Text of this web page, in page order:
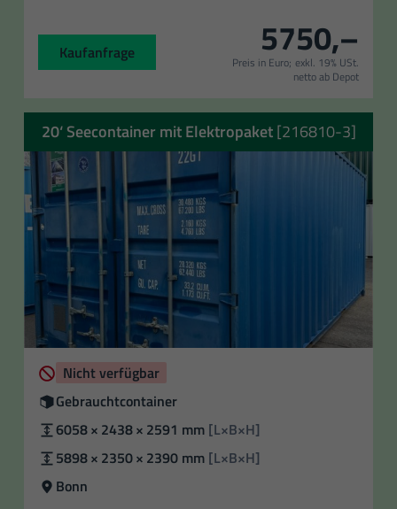
Kaufanfrage 5750,–
Preis in Euro; exkl. 19% USt.
netto ab Depot
20‘ Seecontainer mit Elektropaket [216810-3]
Verfügbarkeit
Nicht verfügbar
Zustand
Gebrauchtcontainer
Außenmaße
6058 × 2438 × 2591 mm [L×B×H]
Innenmaße:
5898 × 2350 × 2390 mm [L×B×H]
Standort
Bonn